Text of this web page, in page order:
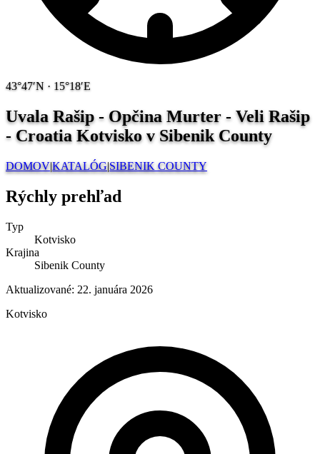
43°47′N · 15°18′E
Uvala Rašip - Opčina Murter - Veli Rašip
- CroatiaKotvisko v Sibenik County
DOMOV|KATALÓG|SIBENIK COUNTY
Rýchly prehľad
Typ
Kotvisko
Krajina
Sibenik County
Aktualizované: 22. januára 2026
Kotvisko